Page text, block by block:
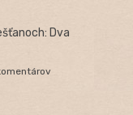
Dva